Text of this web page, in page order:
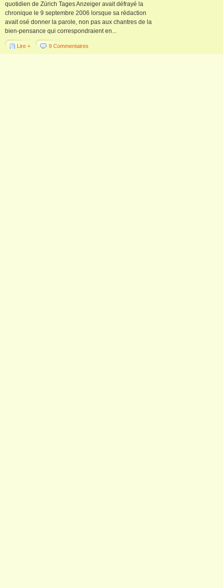
quotidien de Zürich Tages Anzeiger avait défrayé la
chronique le 9 septembre 2006 lorsque sa rédaction
avait osé donner la parole, non pas aux chantres de la
bien-pensance qui correspondraient en...
Lire + 9 Commentaires